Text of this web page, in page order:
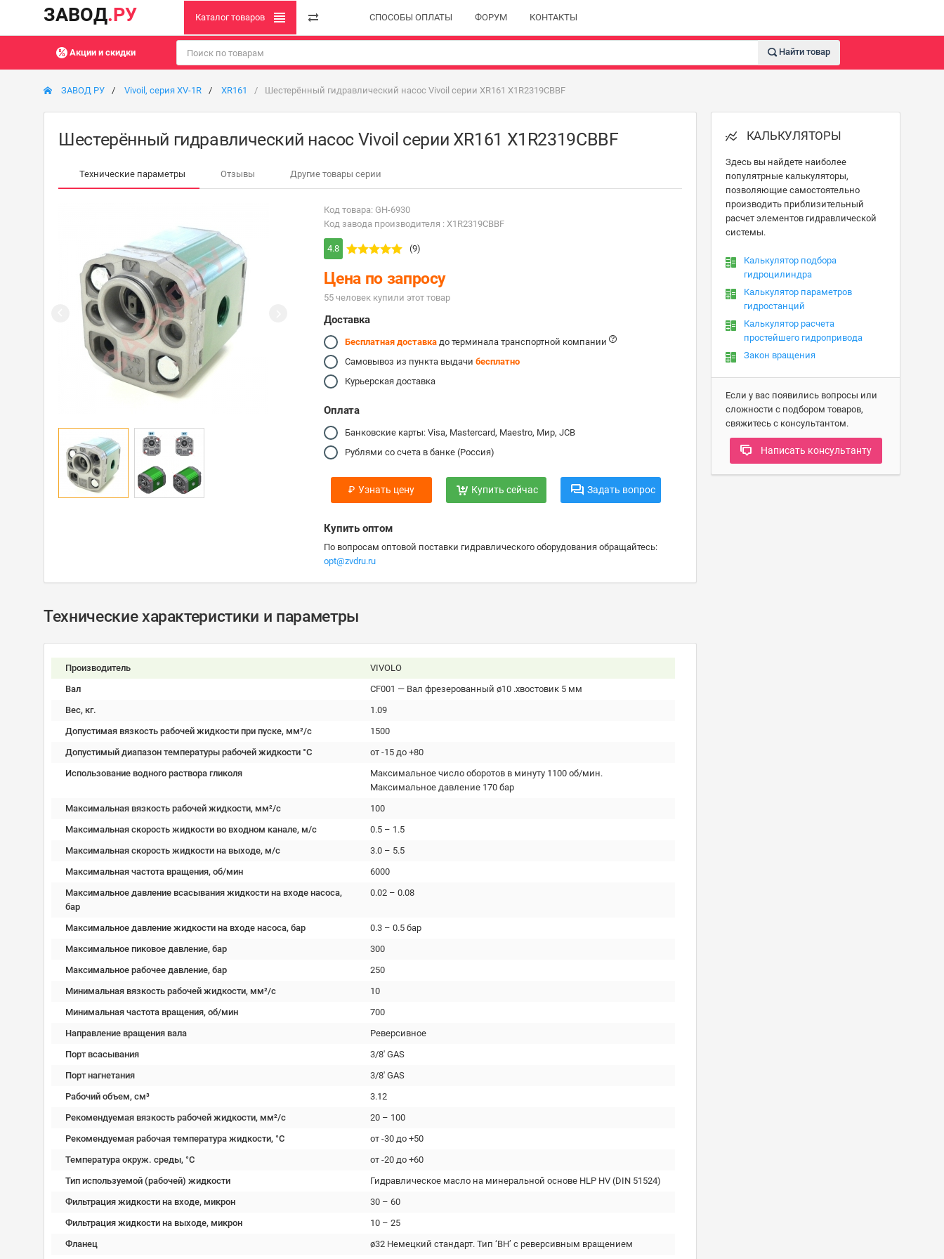
ЗАВОД.РУ Каталог товаров СПОСОБЫ ОПЛАТЫ ФОРУМ КОНТАКТЫ
Акции и скидки Найти товар
ЗАВОД РУ Vivoil, серия XV-1R XR161 Шестерённый гидравлический насос Vivoil серии XR161 X1R2319CBBF
Шестерённый гидравлический насос Vivoil серии XR161 X1R2319CBBF
Технические параметры Отзывы Другие товары серии
Код товара: GH-6930
Код завода производителя : X1R2319CBBF
4.8 (9)
Цена по запросу
55 человек купили этот товар
Доставка
Бесплатная доставка до терминала транспортной компании
Самовывоз из пункта выдачибесплатно
Курьерская доставка
Оплата
Банковские карты: Visa, Mastercard, Maestro, Мир, JCB
Рублями со счета в банке (Россия)
₽ Узнать цену Купить сейчас Задать вопрос
Купить оптом
По вопросам оптовой поставки гидравлического оборудования обращайтесь:
opt@zvdru.ru
Технические характеристики и параметры
Производитель
VIVOLO
Вал
CF001 — Вал фрезерованный ø10 .хвостовик 5 мм
Вес, кг.
1.09
Допустимая вязкость рабочей жидкости при пуске, мм²/c
1500
Допустимый диапазон температуры рабочей жидкости °C
от -15 до +80
Использование водного раствора гликоля
Максимальное число оборотов в минуту 1100 об/мин.
Максимальное давление 170 бар
Максимальная вязкость рабочей жидкости, мм²/c
100
Максимальная скорость жидкости во входном канале, м/с
0.5 – 1.5
Максимальная скорость жидкости на выходе, м/с
3.0 – 5.5
Максимальная частота вращения, об/мин
6000
Максимальное давление всасывания жидкости на входе насоса,
бар
0.02 – 0.08
Максимальное давление жидкости на входе насоса, бар
0.3 – 0.5 бар
Максимальное пиковое давление, бар
300
Максимальное рабочее давление, бар
250
Минимальная вязкость рабочей жидкости, мм²/c
10
Минимальная частота вращения, об/мин
700
Направление вращения вала
Реверсивное
Порт всасывания
3/8' GAS
Порт нагнетания
3/8' GAS
Рабочий объем, см³
3.12
Рекомендуемая вязкость рабочей жидкости, мм²/с
20 – 100
Рекомендуемая рабочая температура жидкости, °C
от -30 до +50
Температура окруж. среды, °C
от -20 до +60
Тип используемой (рабочей) жидкости
Гидравлическое масло на минеральной основе HLP HV (DIN 51524)
Фильтрация жидкости на входе, микрон
30 – 60
Фильтрация жидкости на выходе, микрон
10 – 25
Фланец
ø32 Немецкий стандарт. Тип ‘BH’ с реверсивным вращением
КАЛЬКУЛЯТОРЫ
Здесь вы найдете наиболее
популятрные калькуляторы,
позволяющие самостоятельно
производить приблизительный
расчет элементов гидравлической
системы.
Калькулятор подбора
гидроцилиндра
Калькулятор параметров
гидростанций
Калькулятор расчета
простейшего гидропривода
Закон вращения
Если у вас появились вопросы или
сложности с подбором товаров,
свяжитесь с консультантом.
Написать консультанту